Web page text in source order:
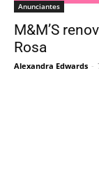
Anunciantes
M&M’S
Rosa
Alexandra Edwards -